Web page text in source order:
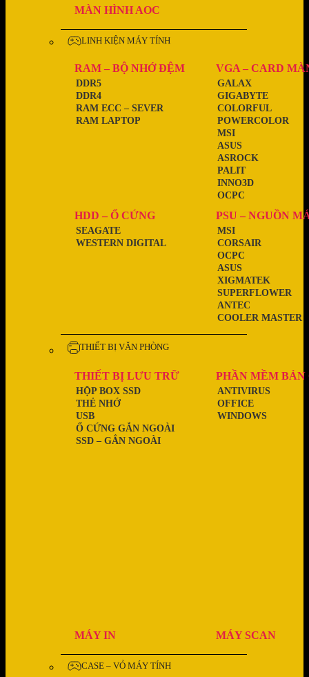
MÀN HÌNH AOC
LINH KIỆN MÁY TÍNH
RAM – BỘ NHỚ ĐỆM
RAM LAPTOP
RAM ECC – SEVER
DDR4
DDR5
VGA – CARD
OCPC
INNO3D
PALIT
ASROCK
ASUS
MSI
POWERCOLOR
COLORFUL
GIGABYTE
GALAX
HDD – Ổ CỨNG
WESTERN DIGITAL
SEAGATE
PSU – NGUỒN
COOLER MASTER
ANTEC
SUPERFLOWER
XIGMATEK
ASUS
OCPC
CORSAIR
MSI
THIẾT BỊ VĂN PHÒNG
THIẾT BỊ LƯU TRỮ
SSD – GẮN NGOÀI
Ổ CỨNG GẮN NGOÀI
USB
THẺ NHỚ
HỘP BOX SSD
PHẦN MỀM BẢN
WINDOWS
OFFICE
ANTIVIRUS
MÁY IN MÁY SCAN
CASE – VỎ MÁY TÍNH